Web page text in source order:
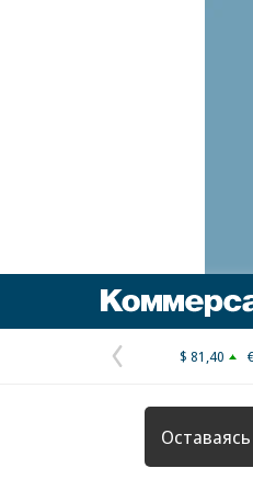
Предыдущая
страница
$ 81,40